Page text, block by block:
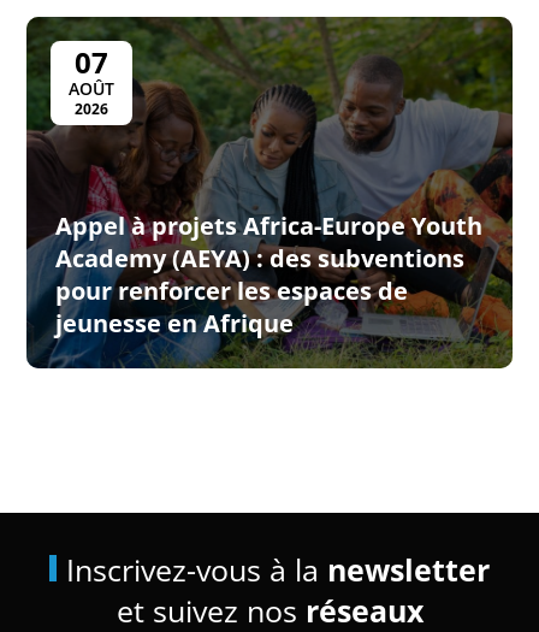
07
AOÛT
2026
Appel à projets Africa-Europe Youth
Academy (AEYA) : des subventions
pour renforcer les espaces de
jeunesse en Afrique
Inscrivez-vous à la newsletter
et suivez nos réseaux